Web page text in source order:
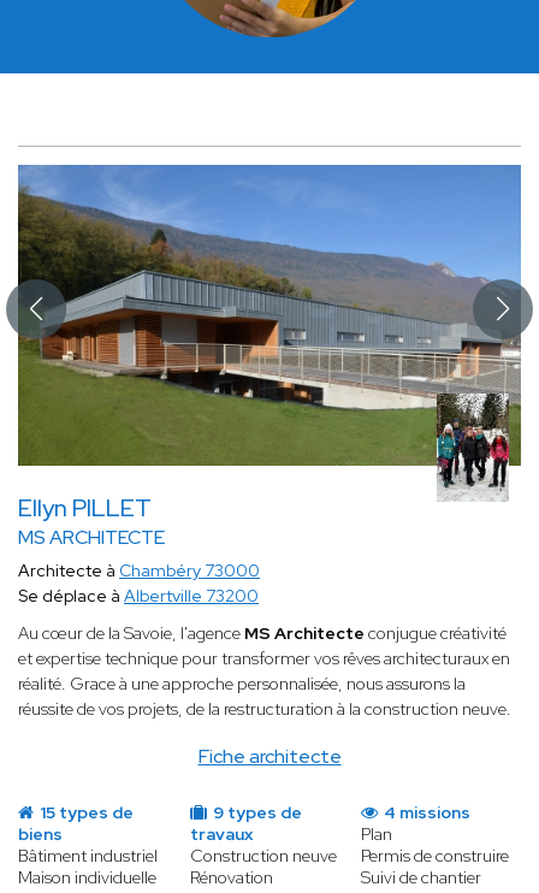
Ellyn PILLET
MS ARCHITECTE
Fiche architecte
Architecte à Chambéry 73000
Se déplace à Albertville 73200
Au cœur de la Savoie, l'agence MS Architecte conjugue créativité
et expertise technique pour transformer vos rêves architecturaux en
réalité. Grace à une approche personnalisée, nous assurons la
réussite de vos projets, de la restructuration à la construction neuve.
15 types de
biens
Bâtiment industriel
Maison individuelle
9 types de
travaux
Construction neuve
Rénovation
4 missions
Plan
Permis de construire
Suivi de chantier